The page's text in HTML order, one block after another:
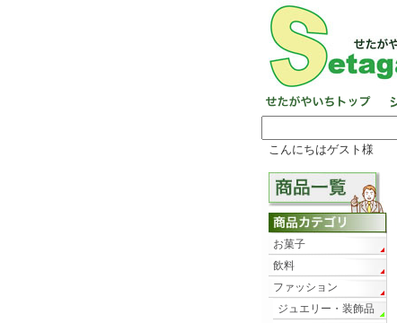
こんにちはゲスト様
お菓子
飲料
ファッション
ジュエリー・装飾品